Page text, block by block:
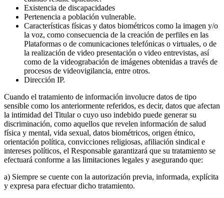
Existencia de discapacidades
Pertenencia a población vulnerable.
Características físicas y datos biométricos como la imagen y/o
la voz, como consecuencia de la creación de perfiles en las
Plataformas o de comunicaciones telefónicas o virtuales, o de
la realización de video presentación o video entrevistas, así
como de la videograbación de imágenes obtenidas a través de
procesos de videovigilancia, entre otros.
Dirección IP.
Cuando el tratamiento de información involucre datos de tipo
sensible como los anteriormente referidos, es decir, datos que afectan
la intimidad del Titular o cuyo uso indebido puede generar su
discriminación, como aquellos que revelen información de salud
física y mental, vida sexual, datos biométricos, origen étnico,
orientación política, convicciones religiosas, afiliación sindical e
intereses políticos, el Responsable garantizará que su tratamiento se
efectuará conforme a las limitaciones legales y asegurando que:
a) Siempre se cuente con la autorización previa, informada, explícita
y expresa para efectuar dicho tratamiento.